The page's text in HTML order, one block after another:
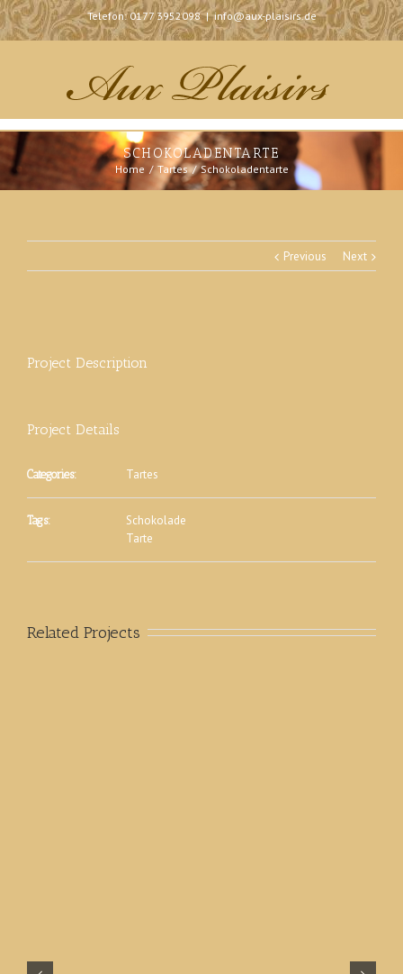
Telefon: 0177 3952098 | info@aux-plaisirs.de
SCHOKOLADENTARTE
Home Tartes Schokoladentarte
Previous Next
Project Description
Project Details
Categories: Tartes
Tags:
Schokolade
Tarte
Related Projects